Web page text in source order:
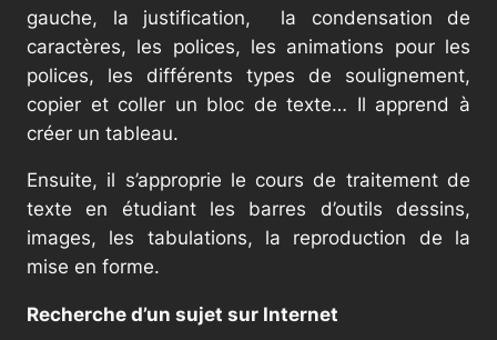
gauche, la justification, la condensation de
caractères, les polices, les animations pour les
polices, les différents types de soulignement,
copier et coller un bloc de texte… Il apprend à
créer un tableau.
Ensuite, il s’approprie le cours de traitement de
texte en étudiant les barres d’outils dessins,
images, les tabulations, la reproduction de la
mise en forme.
Recherche d’un sujet sur Internet